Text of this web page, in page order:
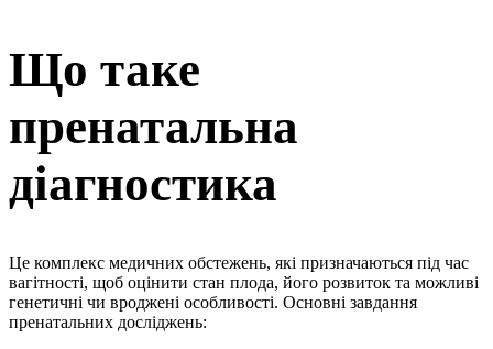
Що таке
пренатальна
діагностика
Це комплекс медичних обстежень, які призначаються під час
вагітності, щоб оцінити стан плода, його розвиток та можливі
генетичні чи вроджені особливості. Основні завдання
пренатальних досліджень: